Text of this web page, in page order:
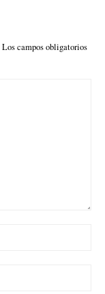
Los campos obligatorios